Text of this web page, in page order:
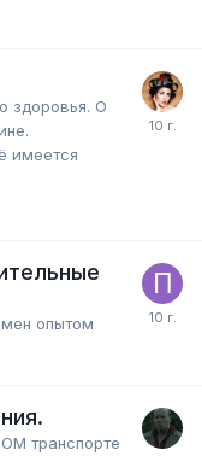
здоровья. О
имеется
опытом
транспорте